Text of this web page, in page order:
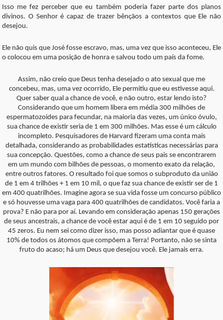
Isso me fez perceber que eu também poderia fazer parte dos planos
divinos. O Senhor é capaz de trazer bênçãos a contextos que Ele não
desejou.
Ele não quis que José fosse escravo, mas, uma vez que isso aconteceu, Ele
o colocou em uma posição de honra e salvou todo um país da fome.
Assim, não creio que Deus tenha desejado o ato sexual que me
concebeu, mas, uma vez ocorrido, Ele permitiu que eu estivesse aqui.
Quer saber qual a chance de você, e não outro, estar lendo isto?
Considerando que um homem libera em média 300 milhões de
espermatozoides para fecundar, na maioria das vezes, um único óvulo,
sua chance de existir seria de 1 em 300 milhões. Mas esse é um cálculo
incompleto. Pesquisadores de Harvard fizeram uma conta mais
detalhada, considerando as probabilidades estatísticas necessárias para
sua concepção. Questões, como a chance de seus pais se encontrarem
em um mundo com bilhões de pessoas, o momento exato da relação,
entre outros fatores. O resultado foi que somos o subproduto da união
de 1 em 4 trilhões + 1 em 10 mil, o que faz sua chance de existir ser de 1
em 400 quatrilhões. Imagine agora se sua vida fosse um concurso público
e só houvesse uma vaga para 400 quatrilhões de candidatos. Você faria a
prova? E não para por aí. Levando em consideração apenas 150 gerações
de seus ancestrais, a chance de você estar aqui é de 1 em 10 seguido por
45 zeros. Eu nem sei como dizer isso, mas posso adiantar que é quase
10% de todos os átomos que compõem a Terra! Portanto, não se sinta
fruto do acaso; há um Deus que desejou você. Ele jamais erra.